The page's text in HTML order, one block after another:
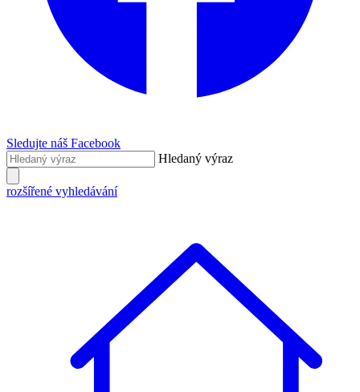
Sledujte náš Facebook
Hledaný výraz
rozšířené vyhledávání